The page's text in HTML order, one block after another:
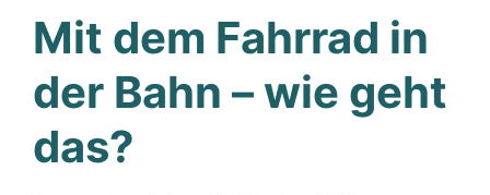
Mit dem Fahrrad in
der Bahn – wie geht
das?